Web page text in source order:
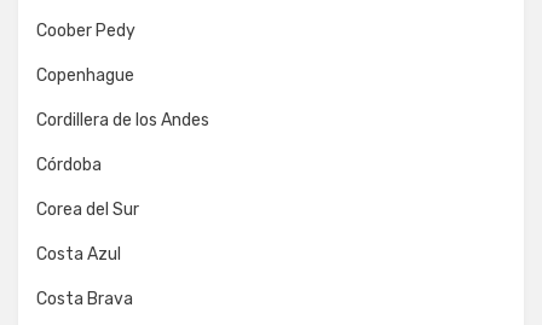
Coober Pedy
Copenhague
Cordillera de los Andes
Córdoba
Corea del Sur
Costa Azul
Costa Brava